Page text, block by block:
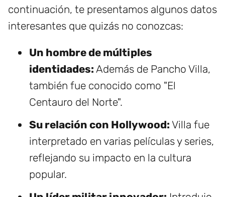
continuación, te presentamos algunos datos
interesantes que quizás no conozcas:
Un hombre de múltiples
identidades: Además de Pancho Villa,
también fue conocido como "El
Centauro del Norte".
Su relación con Hollywood: Villa fue
interpretado en varias películas y series,
reflejando su impacto en la cultura
popular.